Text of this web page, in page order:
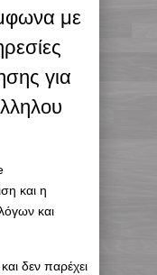
με
για
και η
και
δεν παρέχει